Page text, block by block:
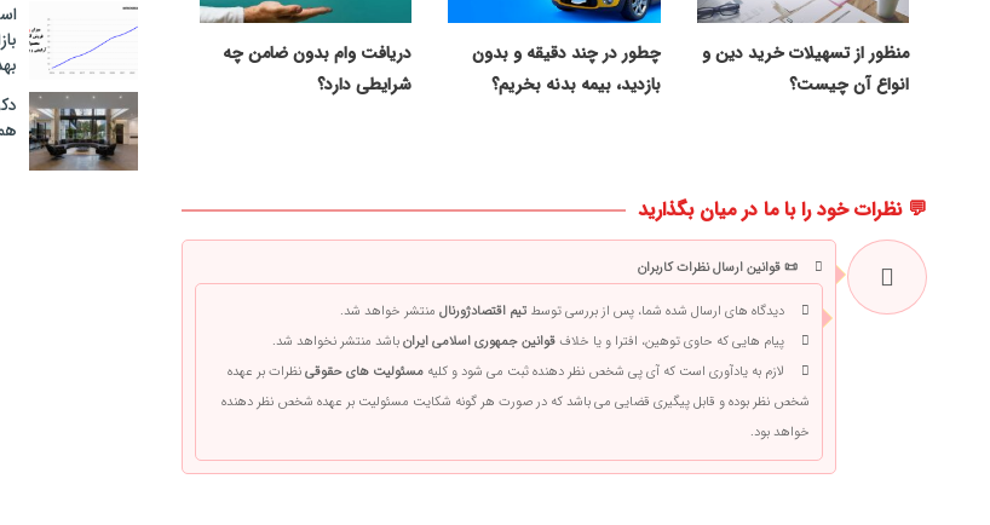
منظور از تسهیلات خرید دین و
انواع آن چیست؟
چطور در چند دقیقه و بدون
بازدید، بیمه بدنه بخریم؟
دریافت وام بدون ضامن چه
شرایطی دارد؟
💬 نظرات خود را با ما در میان بگذارید
📜 قوانین ارسال نظرات کاربران
دیدگاه های ارسال شده شما، پس از بررسی توسط تیم اقتصادژورنال منتشر خواهد شد.
پیام هایی که حاوی توهین، افترا و یا خلاف قوانین جمهوری اسلامی ایرانباشد منتشر نخواهد شد.
لازم به یادآوری است که آی پی شخص نظر دهنده ثبت می شود و کلیه مسئولیت های حقوقینظرات بر عهده
شخص نظر بوده و قابل پیگیری قضایی می باشد که در صورت هر گونه شکایت مسئولیت بر عهده شخص نظر دهنده
خواهد بود.